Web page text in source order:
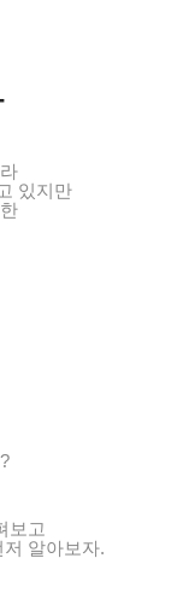
있지만
보고
알아보자.